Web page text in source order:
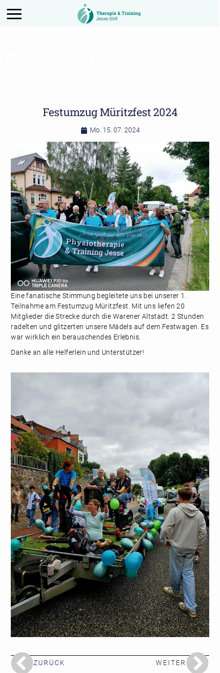
Aktiviere das Menü
Festumzug Müritzfest 2024
Mo. 15. 07. 2024
Eine fanatische Stimmung begleitete uns bei unserer 1.
Teilnahme am Festumzug Müritzfest. Mit uns liefen 20
Mitglieder die Strecke durch die Warener Altstadt. 2 Stunden
radelten und glitzerten unsere Mädels auf dem Festwagen. Es
war wirklich ein berauschendes Erlebnis.
Danke an alle Helferlein und Unterstützer!
ZURÜCK WEITER